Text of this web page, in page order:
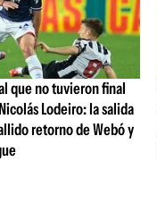
que no tuvieron final
Lodeiro: la salida
retorno de Webó y